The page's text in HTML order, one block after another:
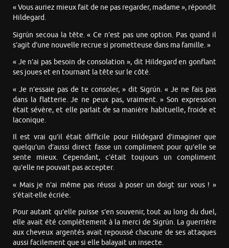
« Vous auriez mieux fait de ne pas regarder, madame », répondit
Hildegard.
Sigrún secoua la tête. « Ce n’est pas une option. Pas quand il
s’agit d’une nouvelle recrue si prometteuse dans ma famille. »
« Je n’ai pas besoin de consolation », dit Hildegard en gonflant
ses joues et en tournant la tête sur le côté.
« Je n’essaie pas de te consoler, » dit Sigrún. « Je ne fais pas
dans la flatterie. Je ne peux pas, vraiment. » Son expression
était sévère, et elle parlait de sa manière habituelle, froide et
laconique.
Il est vrai qu’il était difficile pour Hildegard d’imaginer que
quelqu’un d’aussi direct fasse un compliment pour qu’elle se
sente mieux. Cependant, c’était toujours un compliment
qu’elle ne pouvait pas accepter.
« Mais je n’ai même pas réussi à poser un doigt sur vous ! »
s’était-elle écriée.
Pour autant qu’elle puisse s’en souvenir, tout au long du duel,
elle avait été complètement à la merci de Sigrún. La guerrière
aux cheveux argentés avait repoussé chacune de ses attaques
aussi facilement que si elle balayait un insecte.